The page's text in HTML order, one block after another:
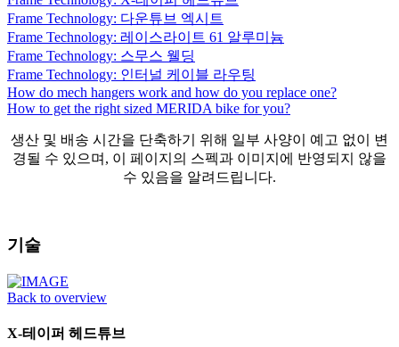
Frame Technology: 다운튜브 엑시트
Frame Technology: 레이스라이트 61 알루미늄
Frame Technology: 스무스 웰딩
Frame Technology: 인터널 케이블 라우팅
How do mech hangers work and how do you replace one?
How to get the right sized MERIDA bike for you?
생산 및 배송 시간을 단축하기 위해 일부 사양이 예고 없이 변
경될 수 있으며, 이 페이지의 스펙과 이미지에 반영되지 않을
수 있음을 알려드립니다.
기술
Back to overview
X-테이퍼 헤드튜브